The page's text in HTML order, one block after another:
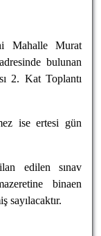
Mahalle Murat
bulunan
2. Kat Toplantı
ise ertesi gün
edilen sınav
binaen
sayılacaktır.